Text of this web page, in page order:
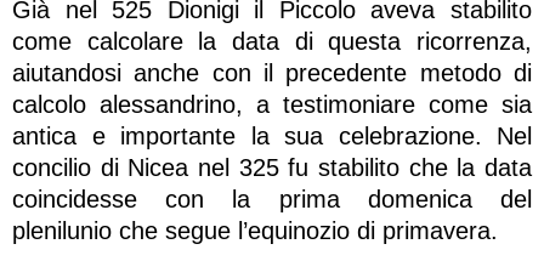
Già nel 525 Dionigi il Piccolo aveva stabilito
come calcolare la data di questa ricorrenza,
aiutandosi anche con il precedente metodo di
calcolo alessandrino, a testimoniare come sia
antica e importante la sua celebrazione. Nel
concilio di Nicea nel 325 fu stabilito che la data
coincidesse con la prima domenica del
plenilunio che segue l’equinozio di primavera.